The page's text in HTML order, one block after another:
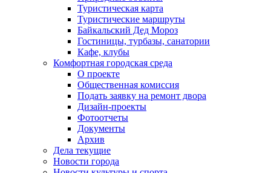
Туристическая карта
Туристические маршруты
Байкальский Дед Мороз
Гостиницы, турбазы, санатории
Кафе, клубы
Комфортная городская среда
О проекте
Общественная комиссия
Подать заявку на ремонт двора
Дизайн-проекты
Фотоотчеты
Документы
Архив
Дела текущие
Новости города